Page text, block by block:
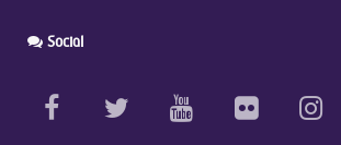
Social